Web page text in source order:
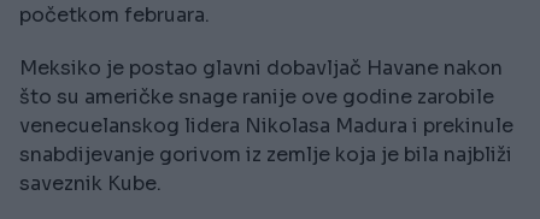
početkom februara.
Meksiko je postao glavni dobavljač Havane nakon
što su američke snage ranije ove godine zarobile
venecuelanskog lidera Nikolasa Madura i prekinule
snabdijevanje gorivom iz zemlje koja je bila najbliži
saveznik Kube.